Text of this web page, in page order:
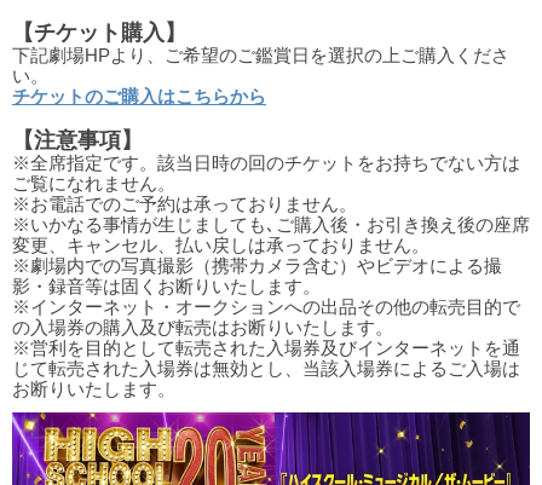
【チケット購入】
下記劇場HPより、ご希望のご鑑賞日を選択の上ご購入くださ
い。
チケットのご購入はこちらから
【注意事項】
※全席指定です。該当日時の回のチケットをお持ちでない方は
ご覧になれません。
※お電話でのご予約は承っておりません。
※いかなる事情が生じましても､ご購入後・お引き換え後の座席
変更、キャンセル、払い戻しは承っておりません。
※劇場内での写真撮影（携帯カメラ含む）やビデオによる撮
影・録音等は固くお断りいたします。
※インターネット・オークションへの出品その他の転売目的で
の入場券の購入及び転売はお断りいたします。
※営利を目的として転売された入場券及びインターネットを通
じて転売された入場券は無効とし、当該入場券によるご入場は
お断りいたします。